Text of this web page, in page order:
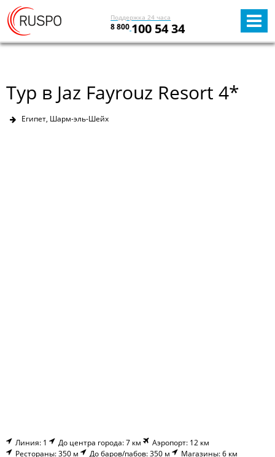
Поддержка 24 часа
8 800 100 54 34
Тур в Jaz Fayrouz Resort 4*
Египет, Шарм-эль-Шейх
Линия: 1 До центра города: 7 км
Аэропорт: 12 км
Рестораны: 350 м
До баров/пабов: 350 м
Магазины: 6 км